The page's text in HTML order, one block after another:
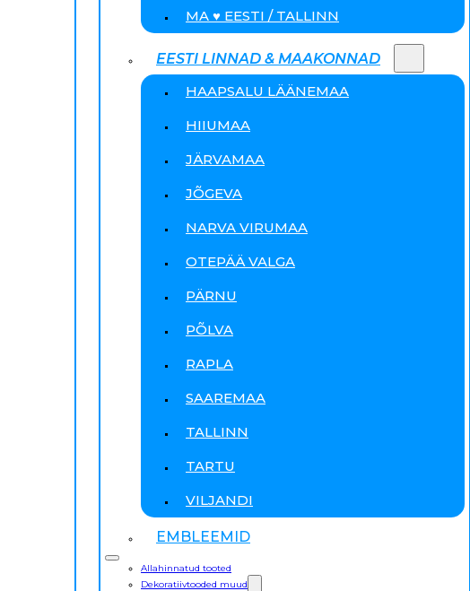
MA ♥ EESTI / TALLINN
EESTI LINNAD & MAAKONNAD
HAAPSALU LÄÄNEMAA
HIIUMAA
JÄRVAMAA
JÕGEVA
NARVA VIRUMAA
OTEPÄÄ VALGA
PÄRNU
PÕLVA
RAPLA
SAAREMAA
TALLINN
TARTU
VILJANDI
EMBLEEMID
Allahinnatud tooted
Dekoratiivtooded muud